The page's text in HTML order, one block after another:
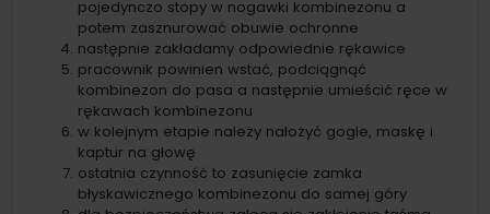
pojedynczo stopy w nogawki kombinezonu a
potem zasznurować obuwie ochronne
następnie zakładamy odpowiednie rękawice
pracownik powinien wstać, podciągnąć
kombinezon do pasa a następnie umieścić ręce w
rękawach kombinezonu
w kolejnym etapie należy nałożyć gogle, maskę i
kaptur na głowę
ostatnia czynność to zasunięcie zamka
błyskawicznego kombinezonu do samej góry